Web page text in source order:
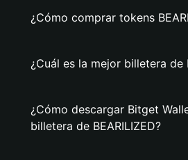
¿Cómo comprar tokens
¿Cuál es la mejor billetera de
¿Cómo descargar Bitget
billetera de BEARILIZED?